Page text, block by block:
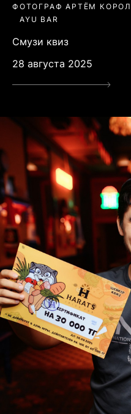
ФОТОГРАФ АРТЁМ
AYU BAR
Смузи квиз
28 августа 2025